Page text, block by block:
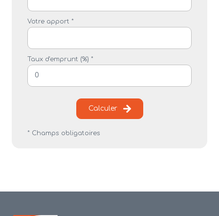
Votre apport *
Taux d'emprunt (%) *
Calculer
* Champs obligatoires